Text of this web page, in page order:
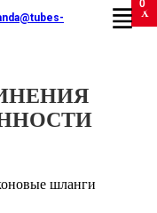
шланги
0
X
X
X
X
X
X
X
X
X
X
X
X
X
X
X
X
X
X
X